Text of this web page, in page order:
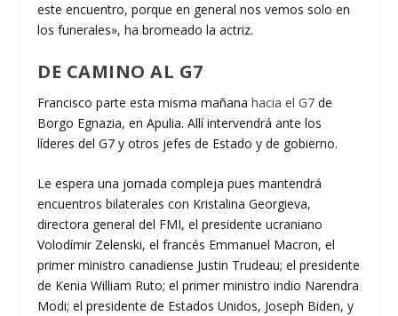
este encuentro, porque en general nos vemos solo en
los funerales», ha bromeado la actriz.
DE CAMINO AL G7
Francisco parte esta misma mañanahacia el G7 de
Borgo Egnazia, en Apulia. Allí intervendrá ante los
líderes del G7 y otros jefes de Estado y de gobierno.
Le espera una jornada compleja pues mantendrá
encuentros bilaterales con Kristalina Georgieva,
directora general del FMI, el presidente ucraniano
Volodímir Zelenski, el francés Emmanuel Macron, el
primer ministro canadiense Justin Trudeau; el presidente
de Kenia William Ruto; el primer ministro indio Narendra
Modi; el presidente de Estados Unidos, Joseph Biden, y